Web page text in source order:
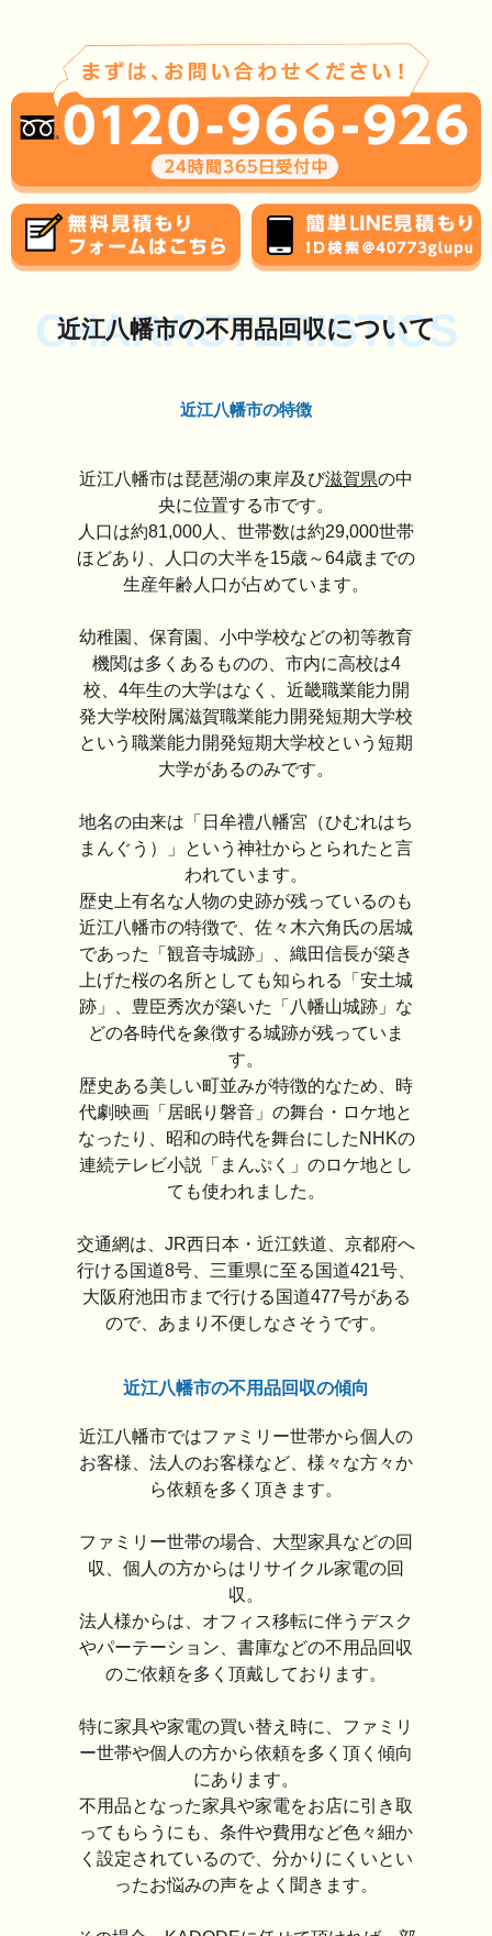
CHARACTERISTICS
近江八幡市の不用品回収について
近江八幡市の特徴
近江八幡市は琵琶湖の東岸及び滋賀県の中
央に位置する市です。
人口は約81,000人、世帯数は約29,000世帯
ほどあり、人口の大半を15歳～64歳までの
生産年齢人口が占めています。
幼稚園、保育園、小中学校などの初等教育
機関は多くあるものの、市内に高校は4
校、4年生の大学はなく、近畿職業能力開
発大学校附属滋賀職業能力開発短期大学校
という職業能力開発短期大学校という短期
大学があるのみです。
地名の由来は「日牟禮八幡宮（ひむれはち
まんぐう）」という神社からとられたと言
われています。
歴史上有名な人物の史跡が残っているのも
近江八幡市の特徴で、佐々木六角氏の居城
であった「観音寺城跡」、織田信長が築き
上げた桜の名所としても知られる「安土城
跡」、豊臣秀次が築いた「八幡山城跡」な
どの各時代を象徴する城跡が残っていま
す。
歴史ある美しい町並みが特徴的なため、時
代劇映画「居眠り磐音」の舞台・ロケ地と
なったり、昭和の時代を舞台にしたNHKの
連続テレビ小説「まんぷく」のロケ地とし
ても使われました。
交通網は、JR西日本・近江鉄道、京都府へ
行ける国道8号、三重県に至る国道421号、
大阪府池田市まで行ける国道477号がある
ので、あまり不便しなさそうです。
近江八幡市の不用品回収の傾向
近江八幡市ではファミリー世帯から個人の
お客様、法人のお客様など、様々な方々か
ら依頼を多く頂きます。
ファミリー世帯の場合、大型家具などの回
収、個人の方からはリサイクル家電の回
収。
法人様からは、オフィス移転に伴うデスク
やパーテーション、書庫などの不用品回収
のご依頼を多く頂戴しております。
特に家具や家電の買い替え時に、ファミリ
ー世帯や個人の方から依頼を多く頂く傾向
にあります。
不用品となった家具や家電をお店に引き取
ってもらうにも、条件や費用など色々細か
く設定されているので、分かりにくいとい
ったお悩みの声をよく聞きます。